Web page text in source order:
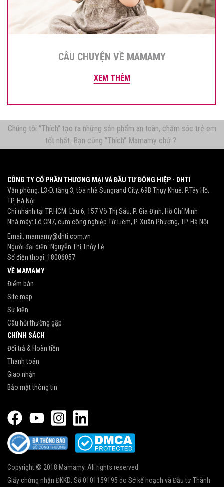
CÂU CHUYỆN VỀ MAMAMY
XEM THÊM
Chúng tôi "Thích" tạo ra những sản phẩm an toàn, chăm sóc trẻ em
tốt nhất. Bạn cũng "Thích" Mamamy chứ ?
CÔNG TY CỔ PHẦN THƯƠNG MẠI VÀ ĐẦU TƯ ĐÔNG HIỆP - DHTI
Văn phòng: L3-D, tầng 3, tòa nhà Sungrand City, 69B Thụy Khuê. P.Tây Hồ,
TP. Hà Nội
Chi nhánh tại TP.HCM: Lầu 6, 157 Võ Thị Sáu, P. Gia Định, Hồ Chí Minh
Nhà máy: Lô CN7, cụm công nghiệp Từ Liêm, P. Xuân Phương, TP. Hà Nội
Email: mamamy@dhti.com.vn
Người đại diện: Nguyễn Thị Thủy Lệ
Số điện thoại: 18006057
VỀ MAMAMY
Điểm bán
Site map
Sự kiện
Câu hỏi thường gặp
CHÍNH SÁCH
Đổi trả & Hoàn tiền
Thanh toán
Giao nhận
Bảo mật thông tin
Copyright © 2018 Mamamy. All rights reserved.
Giấy chứng nhận ĐKKD: Số 0101159195 do Sở kế hoạch và Đầu tư Thành